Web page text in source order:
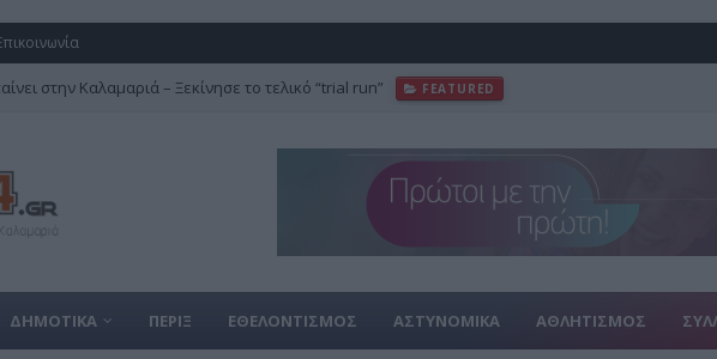
στην Καλαμαριά – Ξεκίνησε το τελικό “trial run” FEATURED
Πότε ανοίγει το πανηγύρι – Ετοιμάζονται 20 νέες ταβέρνες
ΔΗΜΟΤΙΚΑ ΠΕΡΙΞ ΕΘΕΛΟΝΤΙΣΜΟΣ ΑΣΤΥΝΟΜΙΚΑ ΑΘΛΗΤΙΣΜΟΣ